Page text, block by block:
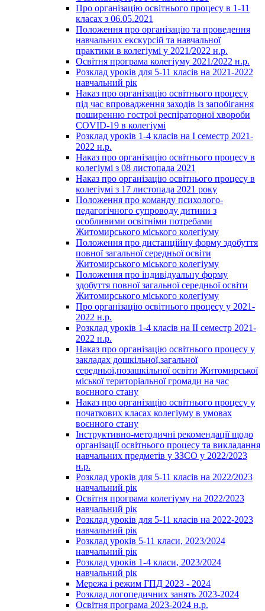
Про організацію освітнього процесу в 1-11
класах з 06.05.2021
Положення про організацію та проведення
навчальних екскурсій та навчальної
практики в колегіумі у 2021/2022 н.р.
Освітня програма колегіуму 2021/2022 н.р.
Розклад уроків для 5-11 класів на 2021-2022
навчальний рік
Наказ про організацію освітнього процесу
під час впровадження заходів із запобігання
поширенню гострої респіраторної хвороби
COVID-19 в колегіумі
Розклад уроків 1-4 класів на І семестр 2021-
2022 н.р.
Наказ про організацію освітнього процесу в
колегіумі з 08 листопада 2021
Наказ про організацію освітнього процесу в
колегіумі з 17 листопада 2021 року
Положення про команду психолого-
педагогічного супроводу дитини з
особливими освітніми потребами
Житомирського міського колегіуму
Положення про дистанційну форму здобуття
повної загальної середньої освіти
Житомирського міського колегіуму
Положення про індивідуальну форму
здобуття повної загальної середньої освіти
Житомирського міського колегіуму
Про організацію освітнього процесу у 2021-
2022 н.р.
Розклад уроків 1-4 класів на ІІ семестр 2021-
2022 н.р.
Наказ про організацію освітнього процесу у
закладах дошкільної,загальної
середньої,позашкільної освіти Житомирської
міської територіальної громади на час
воєнного стану
Наказ про організацію освітнього процесу у
початкових класах колегіуму в умовах
воєнного стану
Інструктивно-методичні рекомендації щодо
організації освітнього процесу та викладання
навчальних предметів у ЗЗСО у 2022/2023
н.р.
Розклад уроків для 5-11 класів на 2022/2023
навчальний рік
Освітня програма колегіуму на 2022/2023
навчальний рік
Розклад уроків для 5-11 класів на 2022-2023
навчальний рік
Розклад уроків 5-11 класи, 2023/2024
навчальний рік
Розклад уроків 1-4 класи, 2023/2024
навчальний рік
Мережа і режим ГПД 2023 - 2024
Розклад логопедичних занять 2023-2024
Освітня програма 2023-2024 н.р.